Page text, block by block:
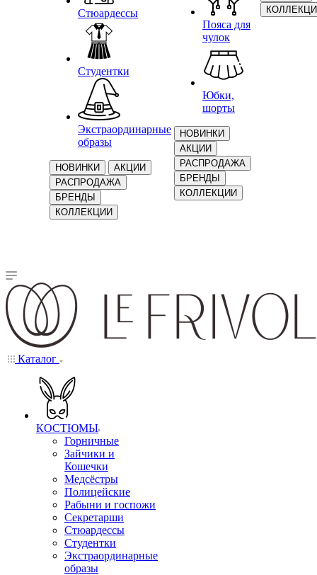
Стюардессы
Студентки
Экстраординарные
образы
НОВИНКИ
АКЦИИ
РАСПРОДАЖА
БРЕНДЫ
КОЛЛЕКЦИИ
Пояса для
чулок
Юбки,
шорты
НОВИНКИ
АКЦИИ
РАСПРОДАЖА
БРЕНДЫ
КОЛЛЕКЦИИ
Каталог
КОСТЮМЫ
Горничные
Зайчики и
Кошечки
Медсёстры
Полицейские
Рабыни и госпожи
Секретарши
Стюардессы
Студентки
Экстраординарные
образы